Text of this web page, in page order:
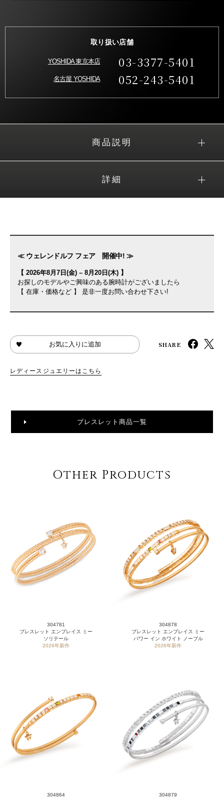
取り扱い店舗
YOSHIDA 東京本店 03-3377-5401
名古屋 YOSHIDA 052-243-5401
商品説明
詳細
≪ ウェレンドルフ フェア 開催中! ≫
【 2026年8月7日(金) – 8月20日(木) 】
お探しのモデルやご興味のある腕時計がございましたら
【 在庫・価格など 】 是非一度お問い合わせ下さい!
お気に入りに追加 SHARE
レディースジュエリーはこちら
ブレスレット商品一覧
Other Products
304781
ブレスレット エンブレイス ミー
ソリテール
2026年新作
304878
ブレスレット エンブレイス ミー
パワー イン ホワイト ノーブル
2026年新作
304864 304879